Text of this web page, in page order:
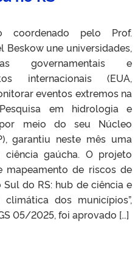
coordenado pelo Prof.
Beskow une universidades,
governamentais e
internacionais (EUA,
eventos extremos na
em hidrologia e
meio do seu Núcleo
garantiu neste mês uma
gaúcha. O projeto
mapeamento de riscos de
do RS: hub de ciência e
dos municípios”,
05/2025, foi aprovado […]